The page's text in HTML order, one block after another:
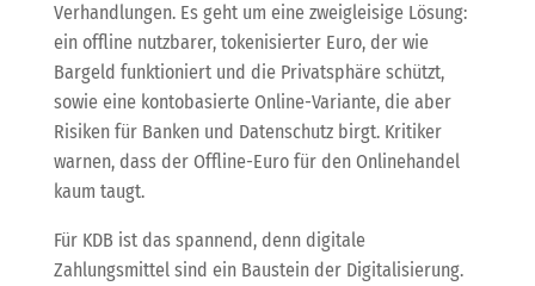
Verhandlungen. Es geht um eine zweigleisige Lösung:
ein offline nutzbarer, tokenisierter Euro, der wie
Bargeld funktioniert und die Privatsphäre schützt,
sowie eine kontobasierte Online-Variante, die aber
Risiken für Banken und Datenschutz birgt. Kritiker
warnen, dass der Offline-Euro für den Onlinehandel
kaum taugt.
Für KDB ist das spannend, denn digitale
Zahlungsmittel sind ein Baustein der Digitalisierung.